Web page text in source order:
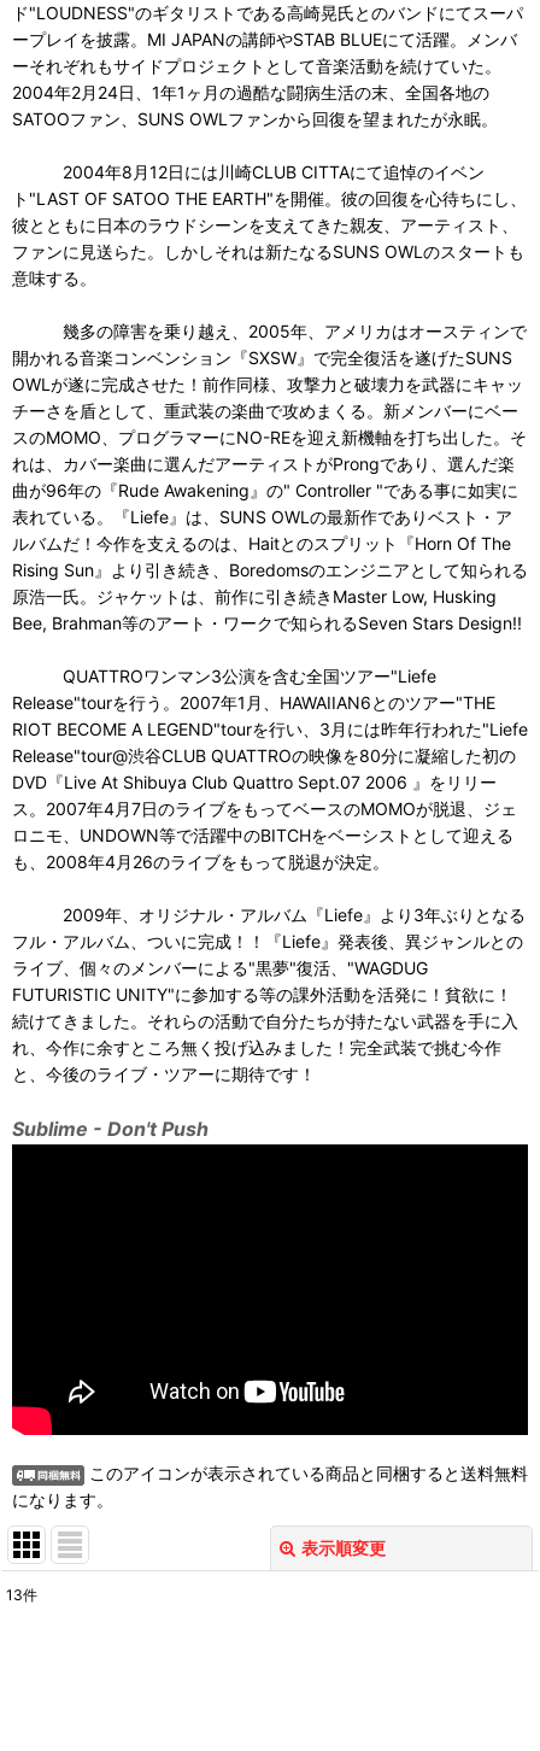
ド"LOUDNESS"のギタリストである高崎晃氏とのバンドにてスーパ
ープレイを披露。MI JAPANの講師やSTAB BLUEにて活躍。メンバ
ーそれぞれもサイドプロジェクトとして音楽活動を続けていた。
2004年2月24日、1年1ヶ月の過酷な闘病生活の末、全国各地の
SATOOファン、SUNS OWLファンから回復を望まれたが永眠。
2004年8月12日には川崎CLUB CITTAにて追悼のイベン
ト"LAST OF SATOO THE EARTH"を開催。彼の回復を心待ちにし、
彼とともに日本のラウドシーンを支えてきた親友、アーティスト、
ファンに見送らた。しかしそれは新たなるSUNS OWLのスタートも
意味する。
幾多の障害を乗り越え、2005年、アメリカはオースティンで
開かれる音楽コンベンション『SXSW』で完全復活を遂げたSUNS
OWLが遂に完成させた！前作同様、攻撃力と破壊力を武器にキャッ
チーさを盾として、重武装の楽曲で攻めまくる。新メンバーにベー
スのMOMO、プログラマーにNO-REを迎え新機軸を打ち出した。そ
れは、カバー楽曲に選んだアーティストがProngであり、選んだ楽
曲が96年の『Rude Awakening』の" Controller "である事に如実に
表れている。『Liefe』は、SUNS OWLの最新作でありベスト・ア
ルバムだ！今作を支えるのは、Haitとのスプリット『Horn Of The
Rising Sun』より引き続き、Boredomsのエンジニアとして知られる
原浩一氏。ジャケットは、前作に引き続きMaster Low, Husking
Bee, Brahman等のアート・ワークで知られるSeven Stars Design!!
QUATTROワンマン3公演を含む全国ツアー"Liefe
Release"tourを行う。2007年1月、HAWAIIAN6とのツアー"THE
RIOT BECOME A LEGEND"tourを行い、3月には昨年行われた"Liefe
Release"tour@渋谷CLUB QUATTROの映像を80分に凝縮した初の
DVD『Live At Shibuya Club Quattro Sept.07 2006 』をリリー
ス。2007年4月7日のライブをもってベースのMOMOが脱退、ジェ
ロニモ、UNDOWN等で活躍中のBITCHをベーシストとして迎える
も、2008年4月26のライブをもって脱退が決定。
2009年、オリジナル・アルバム『Liefe』より3年ぶりとなる
フル・アルバム、ついに完成！！『Liefe』発表後、異ジャンルとの
ライブ、個々のメンバーによる"黒夢"復活、"WAGDUG
FUTURISTIC UNITY"に参加する等の課外活動を活発に！貧欲に！
続けてきました。それらの活動で自分たちが持たない武器を手に入
れ、今作に余すところ無く投げ込みました！完全武装で挑む今作
と、今後のライブ・ツアーに期待です！
Sublime - Don't Push
このアイコンが表示されている商品と同梱すると送料無料
になります。
表示順変更
13件